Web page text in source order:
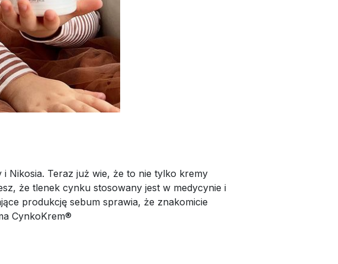
Nikosia. Teraz już wie, że to nie tylko kremy
że tlenek cynku stosowany jest w medycynie i
produkcję sebum sprawia, że znakomicie
CynkoKrem®